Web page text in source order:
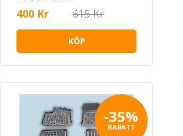
400 Kr 615 Kr
KÖP
-35%
RABATT